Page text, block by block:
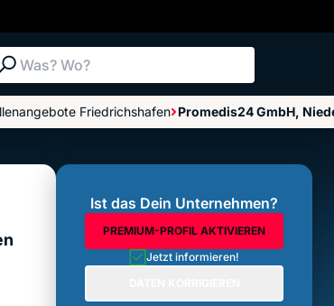
Was? Wo?
Friedrichshafen Promedis24 GmbH,
Ist das Dein Unternehmen?
PREMIUM-PROFIL AKTIVIEREN
Jetzt informieren!